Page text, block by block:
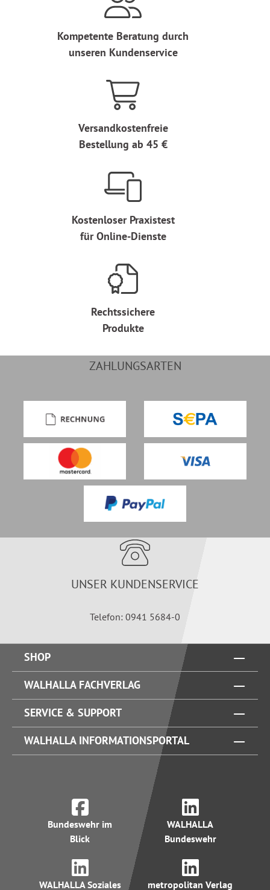
Kompetente Beratung durch
unseren Kundenservice
Versandkostenfreie
Bestellung ab 45 €
Kostenloser Praxistest
für Online-Dienste
Rechtssichere
Produkte
ZAHLUNGSARTEN
UNSER KUNDENSERVICE
Telefon: 0941 5684-0
SHOP
WALHALLA FACHVERLAG
SERVICE & SUPPORT
WALHALLA INFORMATIONSPORTAL
Bundeswehr im
Blick
WALHALLA
Bundeswehr
WALHALLA Soziales metropolitan Verlag